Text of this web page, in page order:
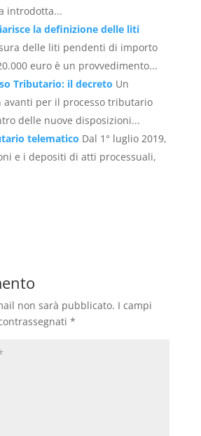
introdotta...
la definizione delle liti
delle liti pendenti di importo
euro è un provvedimento...
Tributario: il decreto Un
avanti per il processo tributario
delle nuove disposizioni...
telematico Dal 1° luglio 2019,
e i depositi di atti processuali,
non sarà pubblicato. I campi
*